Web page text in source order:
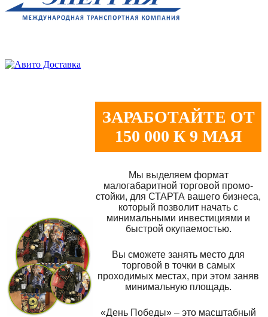
ЗАРАБОТАЙТЕ ОТ
150 000 К 9 МАЯ
Мы выделяем формат
малогабаритной торговой промо-
стойки, для СТАРТА вашего бизнеса,
который позволит начать с
минимальными инвестициями и
быстрой окупаемостью.
Вы сможете занять место для
торговой в точки в самых
проходимых местах, при этом заняв
минимальную площадь.
«День Победы» – это масштабный